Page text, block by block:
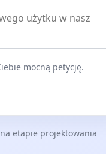
mocną petycję.
etapie projektowania